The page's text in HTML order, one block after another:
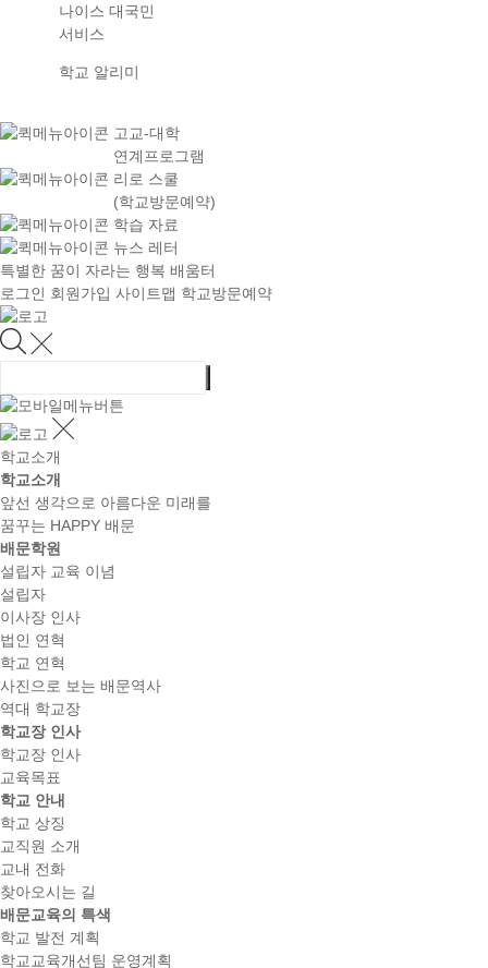
나이스 대국민
서비스
학교 알리미
고교-대학
연계프로그램
리로 스쿨
(학교방문예약)
학습 자료
뉴스 레터
특별한 꿈이 자라는 행복 배움터
로그인 회원가입 사이트맵 학교방문예약
학교소개
학교소개
앞선 생각으로 아름다운 미래를
꿈꾸는 HAPPY 배문
배문학원
설립자 교육 이념
설립자
이사장 인사
법인 연혁
학교 연혁
사진으로 보는 배문역사
역대 학교장
학교장 인사
학교장 인사
교육목표
학교 안내
학교 상징
교직원 소개
교내 전화
찾아오시는 길
배문교육의 특색
학교 발전 계획
학교교육개선팀 운영계획